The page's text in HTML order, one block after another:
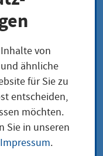
die
einer
von
ähnliche
für Sie zu
entscheiden,
möchten.
Sie in unseren
Impressum.